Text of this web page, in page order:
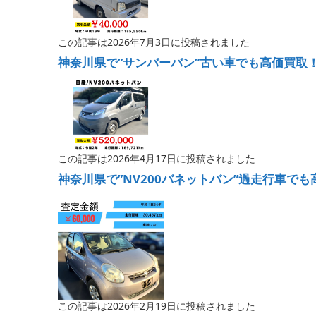
この記事は2026年7月3日に投稿されました
神奈川県で”サンバーバン”古い車でも高価買取！
この記事は2026年4月17日に投稿されました
神奈川県で”NV200バネットバン”過走行車でも
この記事は2026年2月19日に投稿されました